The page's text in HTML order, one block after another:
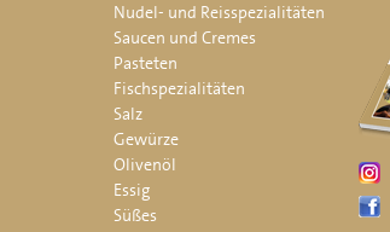
Nudel- und Reisspezialitäten
Saucen und Cremes
Pasteten
Fischspezialitäten
Salz
Gewürze
Olivenöl
Essig
Süßes